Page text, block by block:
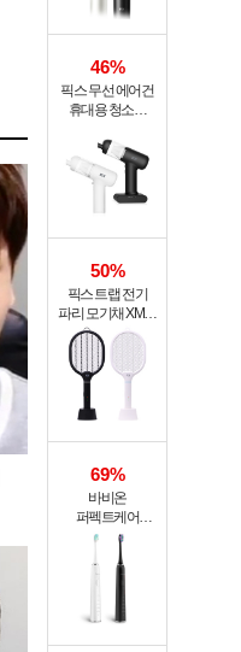
46%
픽스 무선 에어건
휴대용 청소기
50%
픽스 트랩 전기
파리 모기채 XMR-
301
69%
바비온
퍼펙트케어
퓨어슬림
음파전동칫솔